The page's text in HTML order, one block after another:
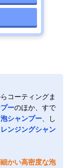
コーティングま
ーのほか、すで
泡シャンプー 、し
ンジングシャン
かい高密度な泡